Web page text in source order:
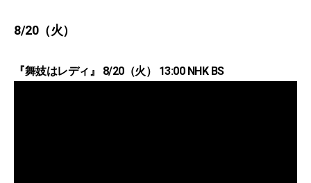
8/20（火）
『舞妓はレディ』 8/20（火） 13:00 NHK BS